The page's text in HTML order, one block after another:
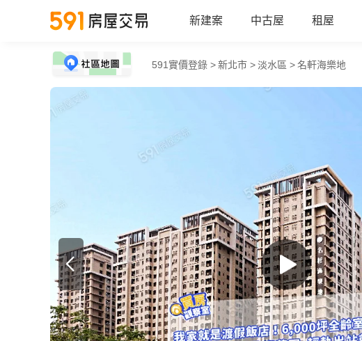
新建案 中古屋 租屋
591實價登錄 >新北市 >淡水區 >名軒海樂地